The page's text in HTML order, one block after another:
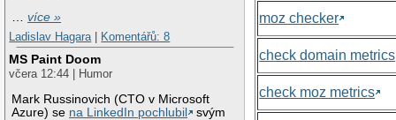
…více »
Ladislav Hagara
Komentářů: 8
MS Paint Doom
včera 12:44 | Humor
Mark Russinovich (CTO v Microsoft
Azure) se na LinkedIn pochlubil
svým
moz checker
check domain metrics
check moz metrics